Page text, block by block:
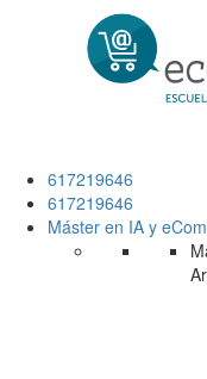
617219646
617219646
Máster en IA y